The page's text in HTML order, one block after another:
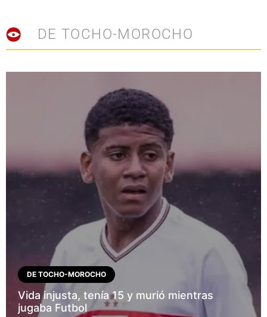
DE TOCHO-MOROCHO
DE TOCHO-MOROCHO
Vida injusta, tenía 15 y murió mientras
jugaba Futbol